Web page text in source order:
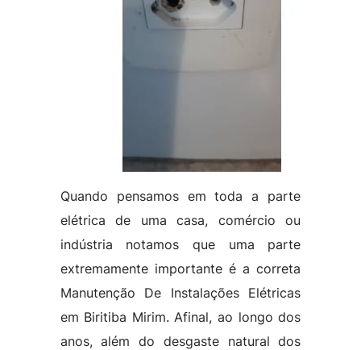
Quando pensamos em toda a parte
elétrica de uma casa, comércio ou
indústria notamos que uma parte
extremamente importante é a correta
Manutenção De Instalações Elétricas
em Biritiba Mirim. Afinal, ao longo dos
anos, além do desgaste natural dos